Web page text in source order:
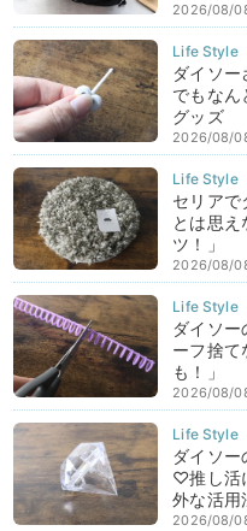
2026/08/
ダイソ
でもなん
グッズ
2026/08/
セリアで
とは思え
ツ！」
2026/08/
ダイソー
ーフ捨て
も！」
2026/08/
ダイソ
♡推し活
外な活用
2026/08/